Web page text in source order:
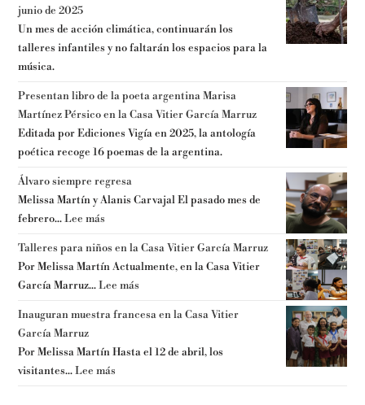
junio de 2025
Un mes de acción climática, continuarán los
talleres infantiles y no faltarán los espacios para la
música.
Presentan libro de la poeta argentina Marisa
Martínez Pérsico en la Casa Vitier García Marruz
Editada por Ediciones Vigía en 2025, la antología
poética recoge 16 poemas de la argentina.
Álvaro siempre regresa
Melissa Martín y Alanis Carvajal El pasado mes de
febrero...Lee más
Talleres para niños en la Casa Vitier García Marruz
Por Melissa Martín Actualmente, en la Casa Vitier
García Marruz...Lee más
Inauguran muestra francesa en la Casa Vitier
García Marruz
Por Melissa Martín Hasta el 12 de abril, los
visitantes...Lee más